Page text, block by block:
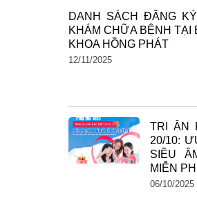
DANH SÁCH ĐĂNG
KHÁM CHỮA BỆNH TẠI
KHOA HỒNG PHÁT
12/11/2025
TRI ÂN
20/10:
SIÊU
MIỄN PHÍ
06/10/2025